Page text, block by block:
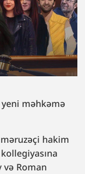
məhkəmə
hakim
və Roman